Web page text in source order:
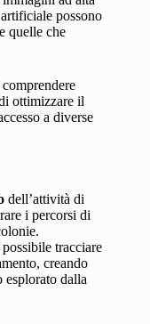
possono
quelle che
ottimizzare il
a diverse
dell’attività di
i percorsi di
tracciare
creando
esplorato dalla